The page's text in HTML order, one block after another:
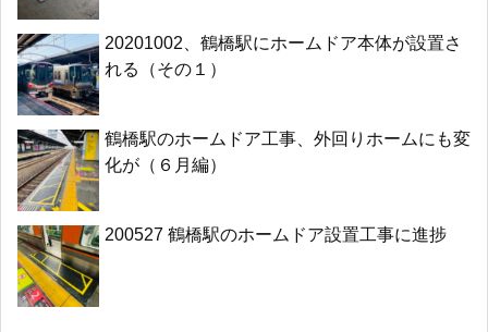
20201002、鶴橋駅にホームドア本体が設置さ
れる（その１）
鶴橋駅のホームドア工事、外回りホームにも変
化が（６月編）
200527 鶴橋駅のホームドア設置工事に進捗